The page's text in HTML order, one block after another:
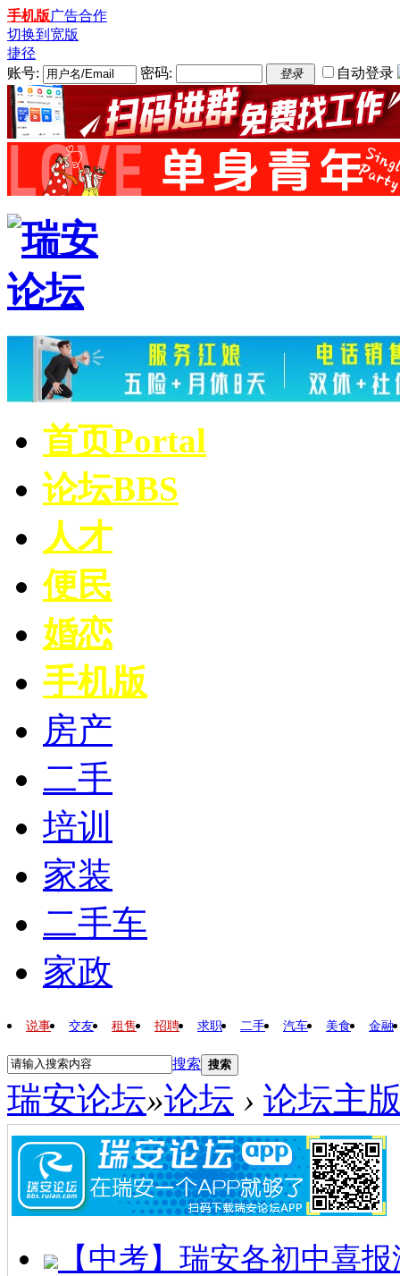
手机版广告合作
切换到宽版
捷径
账号:
密码: 登录 自动登录
首页Portal
论坛BBS
人才
便民
婚恋
手机版
房产
二手
培训
家装
二手车
家政
说事 交友 租售 招聘 求职 二手 汽车 美食 金融
搜索 搜索
瑞安论坛»论坛 › 论坛主
【中考】瑞安各初中喜